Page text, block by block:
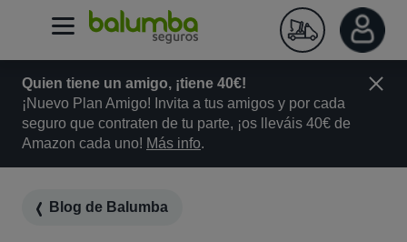
Quien tiene un amigo, ¡tiene 40€!
¡Nuevo Plan Amigo! Invita a tus amigos y por cada
seguro que contraten de tu parte, ¡os lleváis 40€ de
Amazon cada uno! Más info.
Blog de Balumba